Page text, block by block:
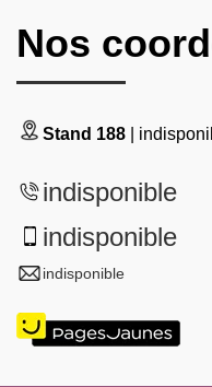
Nos
Stand 188 |
indisponible
indisponible
indisponible